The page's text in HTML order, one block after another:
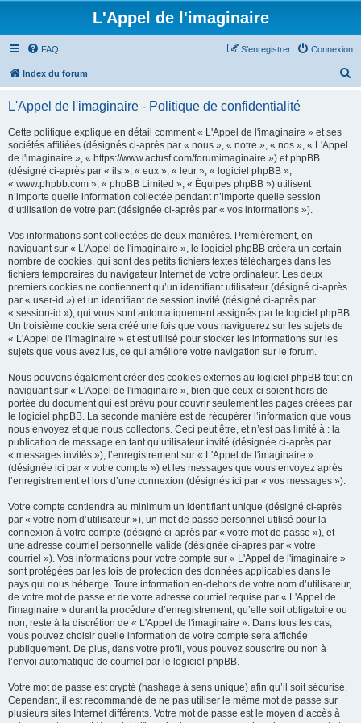
L'Appel de l'imaginaire
FAQ Connexion
S’enregistrer
Index du forum
L'Appel de l'imaginaire - Politique de confidentialité
Cette politique explique en détail comment « L'Appel de l'imaginaire » et ses
sociétés affiliées (désignés ci-après par « nous », « notre », « nos », « L'Appel
de l'imaginaire », « https://www.actusf.com/forumimaginaire ») et phpBB
(désigné ci-après par « ils », « eux », « leur », « logiciel phpBB »,
« www.phpbb.com », « phpBB Limited », « Équipes phpBB ») utilisent
n’importe quelle information collectée pendant n’importe quelle session
d’utilisation de votre part (désignée ci-après par « vos informations »).
Vos informations sont collectées de deux manières. Premièrement, en
naviguant sur « L'Appel de l'imaginaire », le logiciel phpBB créera un certain
nombre de cookies, qui sont des petits fichiers textes téléchargés dans les
fichiers temporaires du navigateur Internet de votre ordinateur. Les deux
premiers cookies ne contiennent qu’un identifiant utilisateur (désigné ci-après
par « user-id ») et un identifiant de session invité (désigné ci-après par
« session-id »), qui vous sont automatiquement assignés par le logiciel phpBB.
Un troisième cookie sera créé une fois que vous naviguerez sur les sujets de
« L'Appel de l'imaginaire » et est utilisé pour stocker les informations sur les
sujets que vous avez lus, ce qui améliore votre navigation sur le forum.
Nous pouvons également créer des cookies externes au logiciel phpBB tout en
naviguant sur « L'Appel de l'imaginaire », bien que ceux-ci soient hors de
portée du document qui est prévu pour couvrir seulement les pages créées par
le logiciel phpBB. La seconde manière est de récupérer l’information que vous
nous envoyez et que nous collectons. Ceci peut être, et n’est pas limité à : la
publication de message en tant qu’utilisateur invité (désignée ci-après par
« messages invités »), l’enregistrement sur « L'Appel de l'imaginaire »
(désignée ici par « votre compte ») et les messages que vous envoyez après
l’enregistrement et lors d’une connexion (désignés ici par « vos messages »).
Votre compte contiendra au minimum un identifiant unique (désigné ci-après
par « votre nom d’utilisateur »), un mot de passe personnel utilisé pour la
connexion à votre compte (désigné ci-après par « votre mot de passe »), et
une adresse courriel personnelle valide (désignée ci-après par « votre
courriel »). Vos informations pour votre compte sur « L'Appel de l'imaginaire »
sont protégées par les lois de protection des données applicables dans le
pays qui nous héberge. Toute information en-dehors de votre nom d’utilisateur,
de votre mot de passe et de votre adresse courriel requise par « L'Appel de
l'imaginaire » durant la procédure d’enregistrement, qu’elle soit obligatoire ou
non, reste à la discrétion de « L'Appel de l'imaginaire ». Dans tous les cas,
vous pouvez choisir quelle information de votre compte sera affichée
publiquement. De plus, dans votre profil, vous pouvez souscrire ou non à
l’envoi automatique de courriel par le logiciel phpBB.
Votre mot de passe est crypté (hashage à sens unique) afin qu’il soit sécurisé.
Cependant, il est recommandé de ne pas utiliser le même mot de passe sur
plusieurs sites Internet différents. Votre mot de passe est le moyen d’accès à